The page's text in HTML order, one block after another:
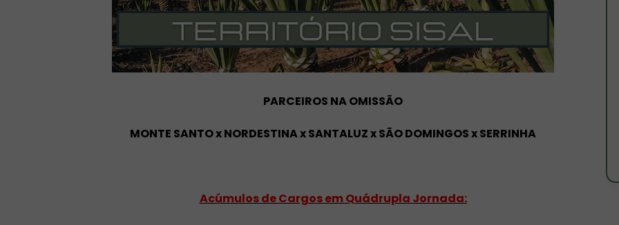
PARCEIROS NA OMISSÃO
MONTE SANTO x NORDESTINA x SANTALUZ x SÃO DOMINGOS x SERRINHA
Acúmulos de Cargos em Quádrupla Jornada: